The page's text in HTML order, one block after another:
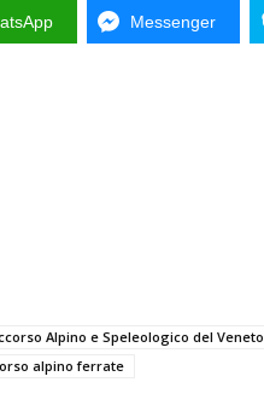
Messenger
Alpino e Speleologico del Veneto
alpino ferrate